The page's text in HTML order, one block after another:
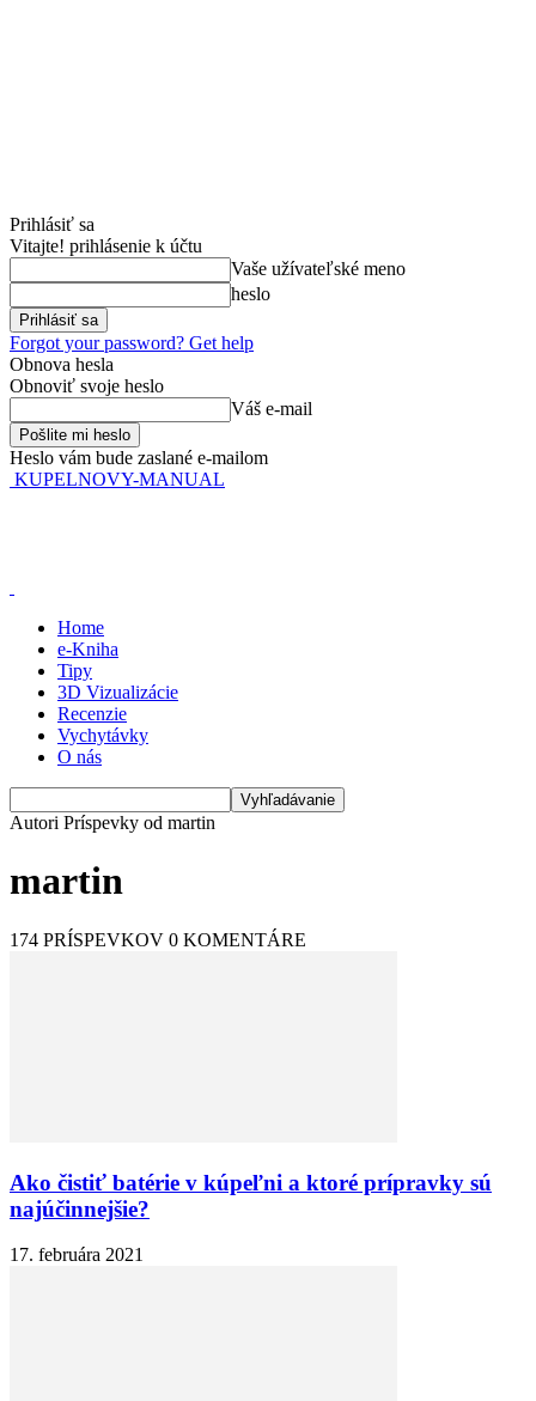
Prihlásiť sa
Vitajte! prihlásenie k účtu
Vaše užívateľské meno
heslo
Forgot your password? Get help
Obnova hesla
Obnoviť svoje heslo
Váš e-mail
Heslo vám bude zaslané e-mailom
KUPELNOVY-MANUAL
Home
e-Kniha
Tipy
3D Vizualizácie
Recenzie
Vychytávky
O nás
Autori Príspevky od martin
martin
174 PRÍSPEVKOV 0 KOMENTÁRE
Ako čistiť batérie v kúpeľni a ktoré prípravky sú
najúčinnejšie?
17. februára 2021